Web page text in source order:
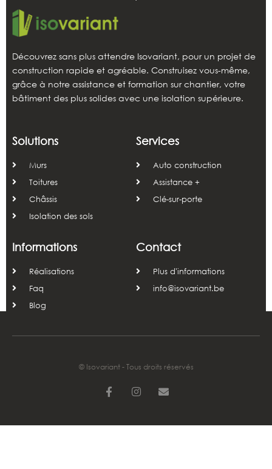
Découvrez sans plus attendre Isovariant, pour un projet de
construction rapide et agréable. Construisez vous-même,
grâce à notre assistance et formation sur chantier, votre
bâtiment des plus solides avec une isolation supérieure.
Solutions
Murs
Toitures
Châssis
Isolation des sols
Services
Auto construction
Assistance +
Clé-sur-porte
Informations
Réalisations
Faq
Blog
Contact
Plus d'informations
info@isovariant.be
© Isovariant - Tous droits réservés